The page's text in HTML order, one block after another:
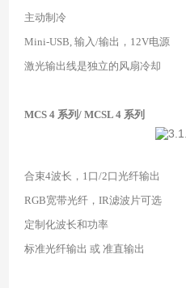
主动制冷
Mini-USB, 输入 /输出， 12V电源
激光输出线是独立的风扇冷却
MCS 4 系列 / MCSL 4 系列
合束4波长， 1 口/2口光纤输出
RGB宽带光纤， IR滤波片可选
定制化波长和功率
标准光纤输出 或 准直输出